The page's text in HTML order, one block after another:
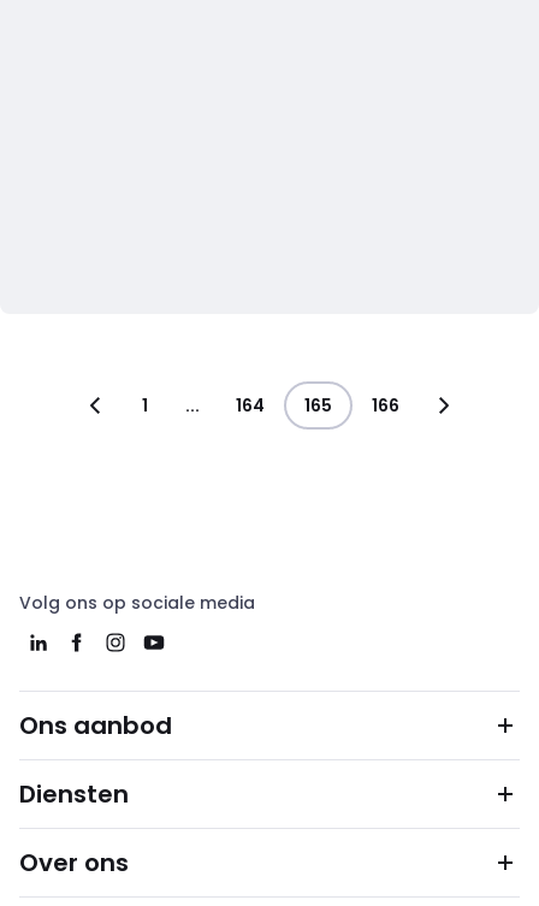
1 ... 164 165 166
Volg ons op sociale media
Ons aanbod
Diensten
Over ons